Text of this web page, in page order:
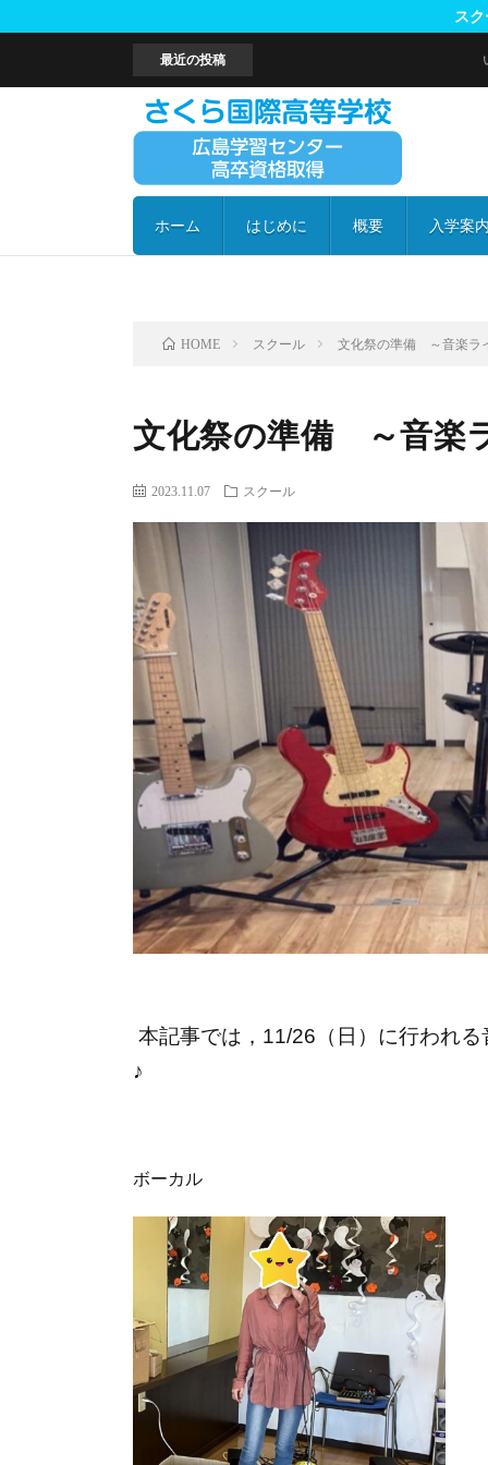
ス
ホーム はじめに 概要 入学案
最近の投稿 いよいよ
HOME スクール 文化祭の準備 ～音楽ラ
文化祭の準備 ～音楽
2023.11.07 スクール
本記事では，11/26（日）に行われ
♪
ボーカル